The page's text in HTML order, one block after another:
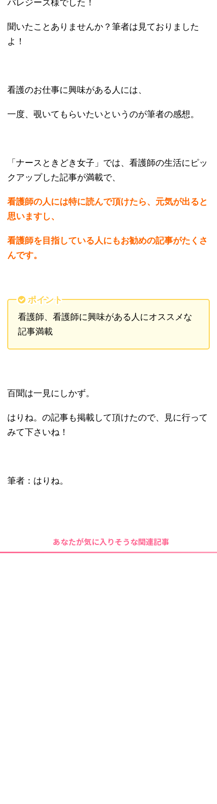
バレジーズ様でした！
聞いたことありませんか？筆者は見ておりました
よ！
看護のお仕事に興味がある人には、
一度、覗いてもらいたいというのが筆者の感想。
「ナースときどき女子」では、看護師の生活にピッ
クアップした記事が満載で、
看護師の人には特に読んで頂けたら、元気が出ると
思いますし、
看護師を目指している人にもお勧めの記事がたくさ
んです。
ポイント
看護師、看護師に興味がある人にオススメな
記事満載
百聞は一見にしかず。
はりね。の記事も掲載して頂けたので、見に行って
みて下さいね！
筆者：はりね。
あなたが気に入りそうな関連記事